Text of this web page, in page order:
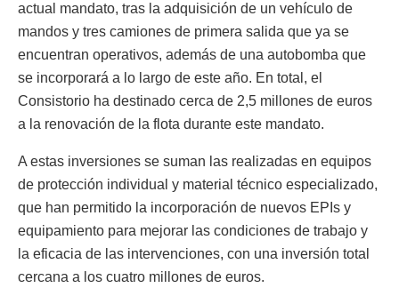
actual mandato, tras la adquisición de un vehículo de
mandos y tres camiones de primera salida que ya se
encuentran operativos, además de una autobomba que
se incorporará a lo largo de este año. En total, el
Consistorio ha destinado cerca de 2,5 millones de euros
a la renovación de la flota durante este mandato.
A estas inversiones se suman las realizadas en equipos
de protección individual y material técnico especializado,
que han permitido la incorporación de nuevos EPIs y
equipamiento para mejorar las condiciones de trabajo y
la eficacia de las intervenciones, con una inversión total
cercana a los cuatro millones de euros.